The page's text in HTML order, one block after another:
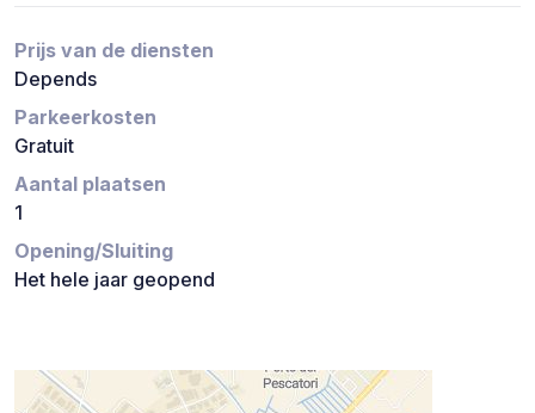
Prijs van de diensten
Depends
Parkeerkosten
Gratuit
Aantal plaatsen
1
Opening/Sluiting
Het hele jaar geopend